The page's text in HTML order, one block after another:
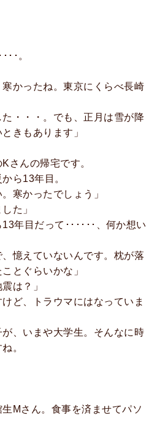
･･。
かったね。東京にくらべ長崎
・・。でも、正月は雪が降
きもあります」
さんの帰宅です。
ら13年目。
かったでしょう」
た」
目だって･･････、何か想い
えていないんです。枕が落
とぐらいかな」
は？」
、トラウマにはなっていま
、いまや大学生。そんなに時
。
Mさん。食事を済ませてパソ